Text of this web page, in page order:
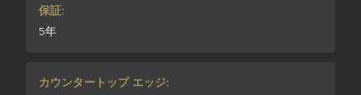
保証:
5年
カウンタートップ エッジ: